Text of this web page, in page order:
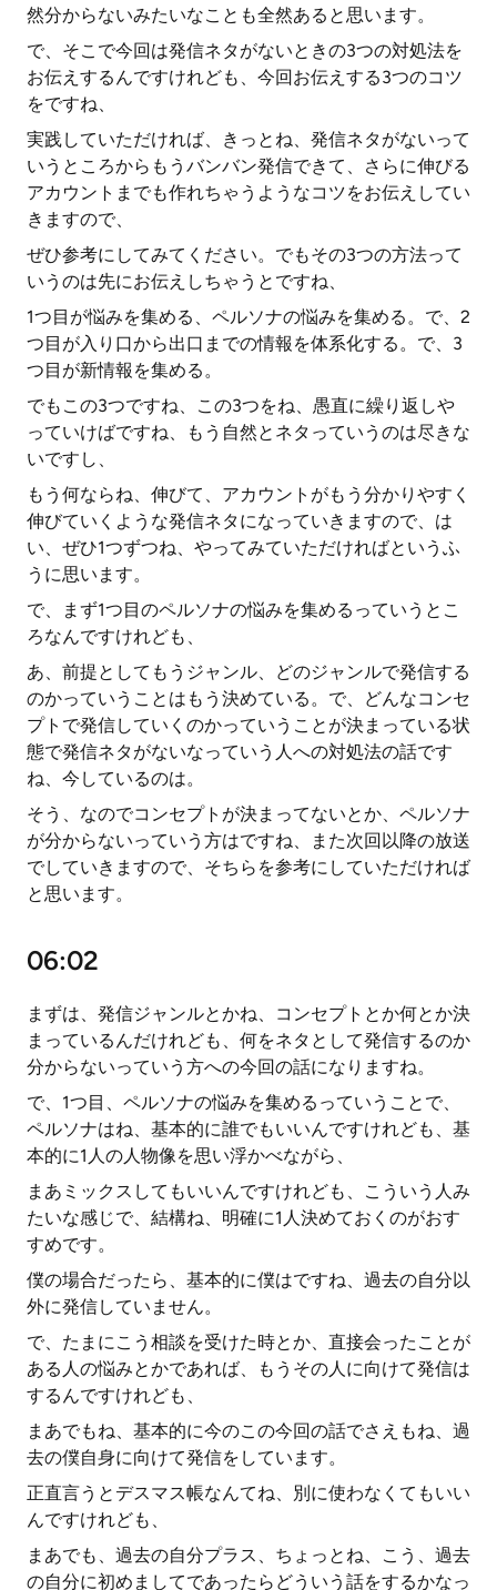
然分からないみたいなことも全然あると思います。
で、そこで今回は発信ネタがないときの3つの対処法を
お伝えするんですけれども、今回お伝えする3つのコツ
をですね、
実践していただければ、きっとね、発信ネタがないって
いうところからもうバンバン発信できて、さらに伸びる
アカウントまでも作れちゃうようなコツをお伝えしてい
きますので、
ぜひ参考にしてみてください。でもその3つの方法って
いうのは先にお伝えしちゃうとですね、
1つ目が悩みを集める、ペルソナの悩みを集める。で、2
つ目が入り口から出口までの情報を体系化する。で、3
つ目が新情報を集める。
でもこの3つですね、この3つをね、愚直に繰り返しや
っていけばですね、もう自然とネタっていうのは尽きな
いですし、
もう何ならね、伸びて、アカウントがもう分かりやすく
伸びていくような発信ネタになっていきますので、は
い、ぜひ1つずつね、やってみていただければというふ
うに思います。
で、まず1つ目のペルソナの悩みを集めるっていうとこ
ろなんですけれども、
あ、前提としてもうジャンル、どのジャンルで発信する
のかっていうことはもう決めている。で、どんなコンセ
プトで発信していくのかっていうことが決まっている状
態で発信ネタがないなっていう人への対処法の話です
ね、今しているのは。
そう、なのでコンセプトが決まってないとか、ペルソナ
が分からないっていう方はですね、また次回以降の放送
でしていきますので、そちらを参考にしていただければ
と思います。
06:02
まずは、発信ジャンルとかね、コンセプトとか何とか決
まっているんだけれども、何をネタとして発信するのか
分からないっていう方への今回の話になりますね。
で、1つ目、ペルソナの悩みを集めるっていうことで、
ペルソナはね、基本的に誰でもいいんですけれども、基
本的に1人の人物像を思い浮かべながら、
まあミックスしてもいいんですけれども、こういう人み
たいな感じで、結構ね、明確に1人決めておくのがおす
すめです。
僕の場合だったら、基本的に僕はですね、過去の自分以
外に発信していません。
で、たまにこう相談を受けた時とか、直接会ったことが
ある人の悩みとかであれば、もうその人に向けて発信は
するんですけれども、
まあでもね、基本的に今のこの今回の話でさえもね、過
去の僕自身に向けて発信をしています。
正直言うとデスマス帳なんてね、別に使わなくてもいい
んですけれども、
まあでも、過去の自分プラス、ちょっとね、こう、過去
の自分に初めましてであったらどういう話をするかなっ